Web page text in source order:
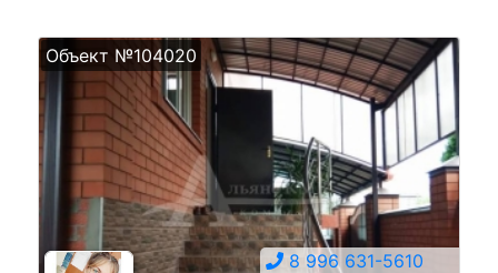
Объект №104020
8 996 631-5610